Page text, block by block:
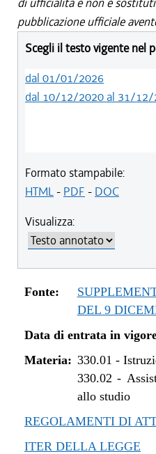
pubblicazione ufficiale
Scegli il testo vigente nel
dal 01/01/2026
dal 10/12/2020 al 31/12/
Formato stampabile:
HTML- PDF - DOC
Visualizza:
Fonte:
DEL 9
Data di entrata in
Materia: 330.01 -
330.02 -
allo studio
REGOLAMENTI DI
ITER DELLA LEGGE